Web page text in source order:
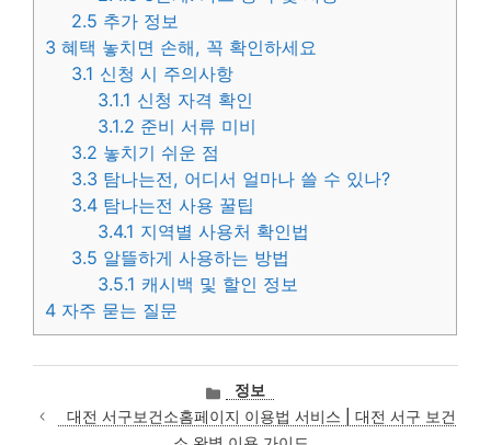
2.5 추가 정보
3 혜택 놓치면 손해, 꼭 확인하세요
3.1 신청 시 주의사항
3.1.1 신청 자격 확인
3.1.2 준비 서류 미비
3.2 놓치기 쉬운 점
3.3 탐나는전, 어디서 얼마나 쓸 수 있나?
3.4 탐나는전 사용 꿀팁
3.4.1 지역별 사용처 확인법
3.5 알뜰하게 사용하는 방법
3.5.1 캐시백 및 할인 정보
4 자주 묻는 질문
카
테
고
정보
대전 서구보건소홈페이지 이용법 서비스 | 대전 서구 보건